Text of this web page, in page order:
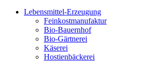
Lebensmittel-Erzeugung
Feinkostmanufaktur
Bio-Bauernhof
Bio-Gärtnerei
Käserei
Hostienbäckerei